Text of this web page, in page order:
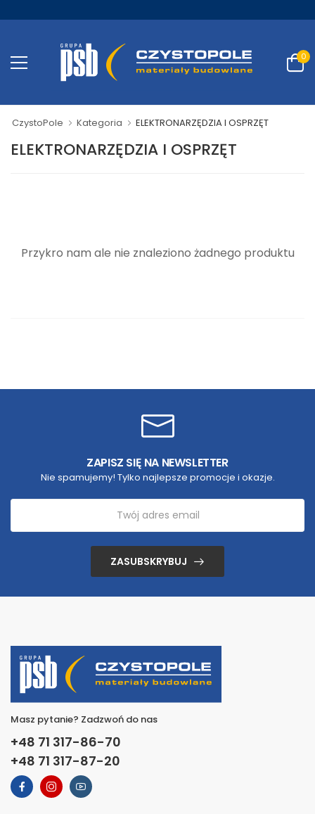
0
CzystoPole Kategoria ELEKTRONARZĘDZIA I OSPRZĘT
ELEKTRONARZĘDZIA I OSPRZĘT
Przykro nam ale nie znaleziono żadnego produktu
ZAPISZ SIĘ NA NEWSLETTER
Nie spamujemy! Tylko najlepsze promocje i okazje.
ZASUBSKRYBUJ
Masz pytanie? Zadzwoń do nas
+48 71 317-86-70
+48 71 317-87-20